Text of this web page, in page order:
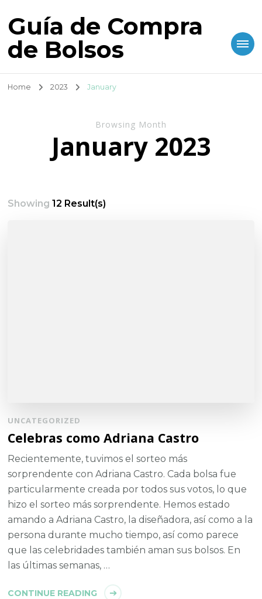
Guía de Compra
de Bolsos
Home 2023 January
Browsing Month
January 2023
Showing12 Result(s)
UNCATEGORIZED
Celebras como Adriana Castro
Recientemente, tuvimos el sorteo más
sorprendente con Adriana Castro. Cada bolsa fue
particularmente creada por todos sus votos, lo que
hizo el sorteo más sorprendente. Hemos estado
amando a Adriana Castro, la diseñadora, así como a la
persona durante mucho tiempo, así como parece
que las celebridades también aman sus bolsos. En
las últimas semanas, …
CONTINUE READING